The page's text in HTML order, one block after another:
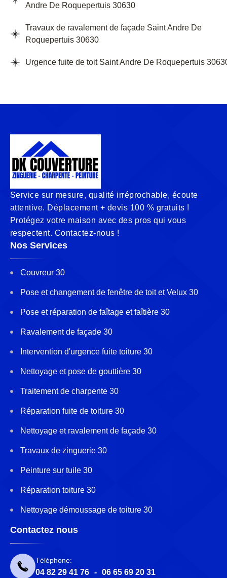
Andre De Roquepertuis 30630
Travaux de ravalement de façade Saint Andre De
Roquepertuis 30630
Urgence fuite de toit Saint Andre De Roquepertuis
Service sur mesure, qualité irréprochable, écoute
attentive. Déplacement + devis 100 % gratuits !
Protégez votre maison avec des pros qui vous
respectent. Contactez-nous !
Nos Services
Couvreur 30
Pose et changement de fenêtre de toit et Velux 30
Pose et réparation de faîtage et faîtière 30
Ravalement de façade 30
Intervention d'urgence fuite toiture 30
Nettoyage et pose de gouttière 30
Traitement de charpente 30
Réparation fuite de toiture 30
Nettoyage et ravalement de façade 30
Travaux de zinguerie 30
Peinture sur tuile 30
Réparation toiture 30
Nettoyage démoussage de toiture 30
Contactez nous
Téléphone:
04 82 29 41 76 - 06 65 69 20 31